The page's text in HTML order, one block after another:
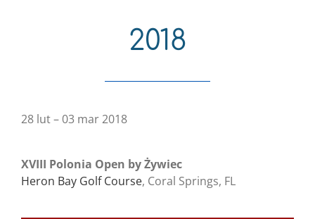
2018
28 lut – 03 mar 2018
XVIII Polonia Open by Żywiec
Heron Bay Golf Course, Coral Springs, FL